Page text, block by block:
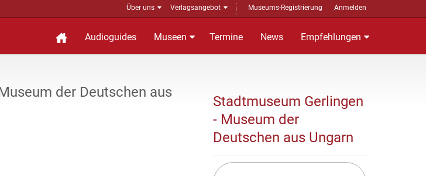
Über uns Verlagsangebot Museums-Registrierung Anmelden
Audioguides Museen Termine News Empfehlungen
der Deutschen aus
Stadtmuseum Gerlingen
- Museum der
Deutschen aus Ungarn